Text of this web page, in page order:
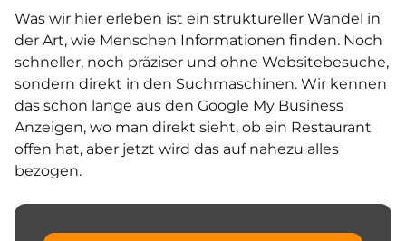
Was wir hier erleben ist ein struktureller Wandel in
der Art, wie Menschen Informationen finden. Noch
schneller, noch präziser und ohne Websitebesuche,
sondern direkt in den Suchmaschinen. Wir kennen
das schon lange aus den Google My Business
Anzeigen, wo man direkt sieht, ob ein Restaurant
offen hat, aber jetzt wird das auf nahezu alles
bezogen.